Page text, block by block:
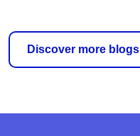
Discover more blogs